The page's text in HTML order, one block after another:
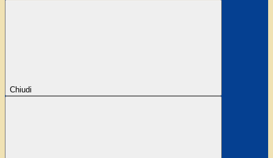
Chiudi